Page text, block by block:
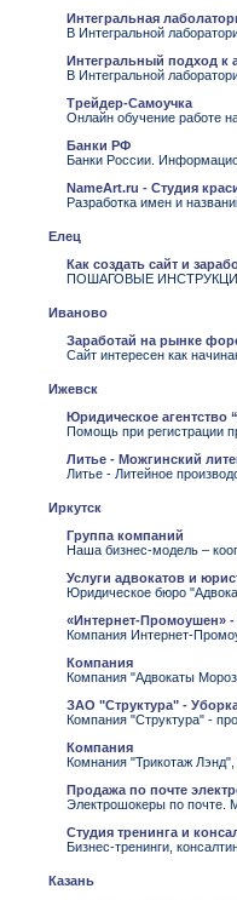
Интегральная
В Интегральной
Интегральный подход к
В Интегральной
Трейдер-Самоучка
Онлайн обучение работе
Банки РФ
Банки России.
NameArt.ru - Студия
Разработка имен и
Елец
Как создать сайт и
ПОШАГОВЫЕ
Иваново
Заработай на рынке
Сайт интересен как
Ижевск
Юридическое агентство
Помощь при регистрации
Литье - Можгинский
Литье - Литейное
Иркутск
Группа компаний
Наша бизнес-модель –
Услуги адвокатов и
Юридическое бюро
«Интернет-Промоушен»
Компания Интернет-
Компания
Компания "Адвокаты
ЗАО "Структура" -
Компания "Структура" -
Компания
Комнания "Трикотаж
Продажа по почте
Электрошокеры по почте.
Студия тренинга и
Бизнес-тренинги,
Казань